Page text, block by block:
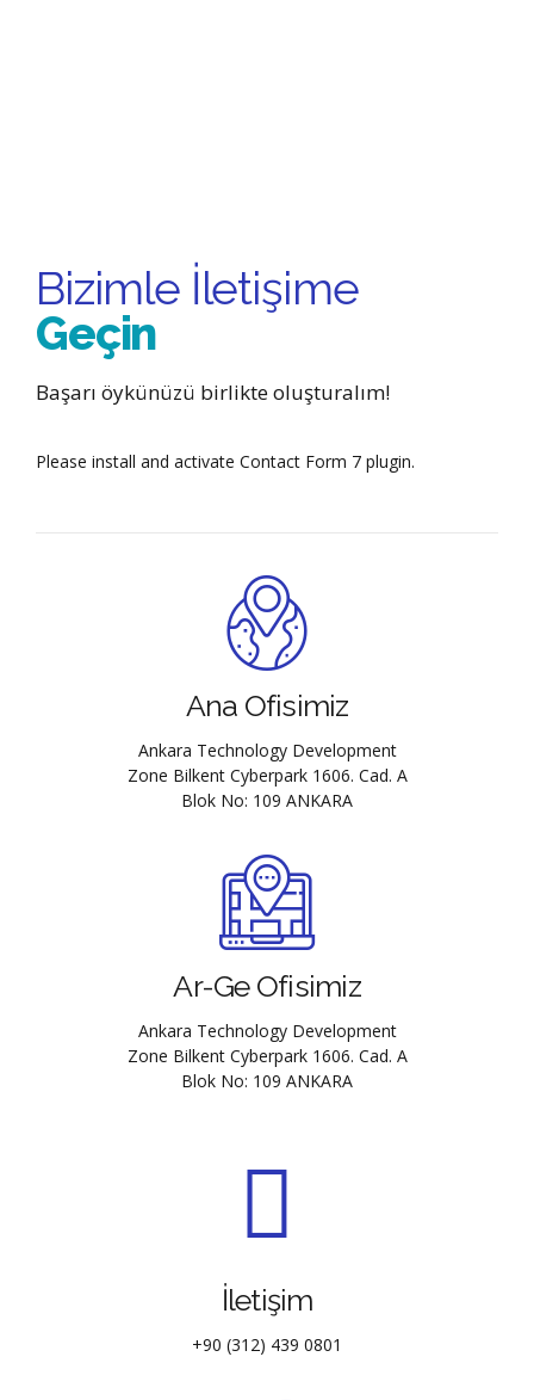
Bizimle İletişime
Geçin
Başarı öykünüzü birlikte oluşturalım!
Please install and activate Contact Form 7 plugin.
Ana Ofisimiz
Ankara Technology Development
Zone Bilkent Cyberpark 1606. Cad. A
Blok No: 109 ANKARA
Ar-Ge Ofisimiz
Ankara Technology Development
Zone Bilkent Cyberpark 1606. Cad. A
Blok No: 109 ANKARA
İletişim
+90 (312) 439 0801